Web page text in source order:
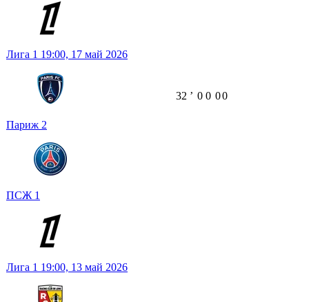
Лига 1 19:00, 17 май 2026
Париж 2
ПСЖ 1
32 ʼ 0 0 00
Лига 1 19:00, 13 май 2026